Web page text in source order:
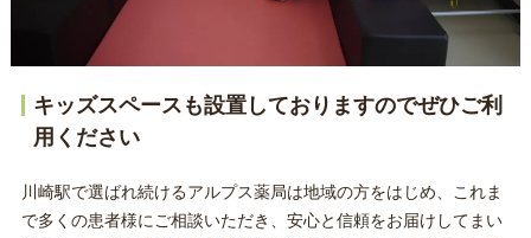
キッズスペースも設置しておりますのでぜひご利
用ください
川崎駅で選ばれ続けるアルプス薬局は地域の方をはじめ、これま
で多くの患者様にご相談いただき、安心と信頼をお届けしてまい